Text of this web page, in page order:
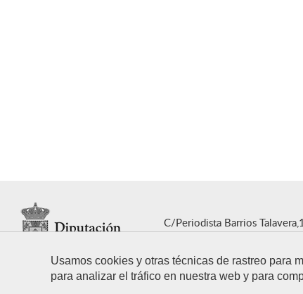
Usamos cookies y otras técnicas de rastreo para
para analizar el tráfico en nuestra web y para
C/Periodista Barrios
T. 958 247 500 E.